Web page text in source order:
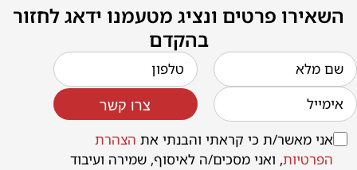
השאירו פרטים ונציג מטעמנו ידאג לחזור
בהקדם
אני מאשר/ת כי קראתי והבנתי את הצהרת
הפרטיות, ואני מסכים/ה לאיסוף, שמירה ועיבוד
צרו קשר